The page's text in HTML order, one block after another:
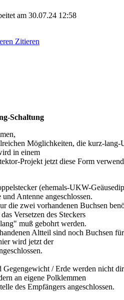
am 30.07.24 12:58
Zitieren
Schaltung
Möglichkeiten, die kurz-lang-
in einem
Projekt jetzt diese Form
(ehemals-UKW-
Antenne angeschlossen.
die zwei vorhandenen Buchsen
Versetzen des Steckers
muß gebohrt werden.
Altteil sind noch Buchsen
wird jetzt der
Gegengewicht / Erde werden nicht
an eigene Polklemmen
des Empfängers angeschlossen.